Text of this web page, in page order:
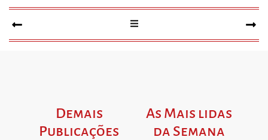
Demais
Publicações
As Mais lidas
da Semana